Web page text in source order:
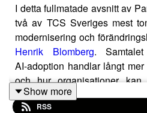
I detta fullmatade avsnitt av
två av TCS Sveriges mest
modernisering och
Henrik Blomberg.
AI‑adoption handlar långt
och hur organisationer
mellan människa och maskin.
Show more
RSS